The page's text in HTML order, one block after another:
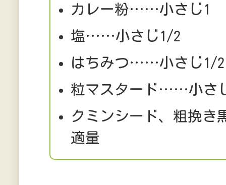
カレー粉……小さじ1
塩……小さじ1/2
はちみつ……小さじ1/2
粒マスタード……小さ
クミンシード、粗挽
適量